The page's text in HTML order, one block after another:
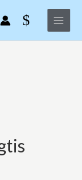
Main
Menu